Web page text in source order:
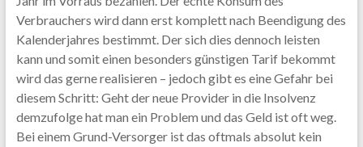
Verbrauchers wird dann erst komplett nach Beendigung des
Kalenderjahres bestimmt. Der sich dies dennoch leisten
kann und somit einen besonders günstigen Tarif bekommt
wird das gerne realisieren – jedoch gibt es eine Gefahr bei
diesem Schritt: Geht der neue Provider in die Insolvenz
demzufolge hat man ein Problem und das Geld ist oft weg.
Bei einem Grund-Versorger ist das oftmals absolut kein